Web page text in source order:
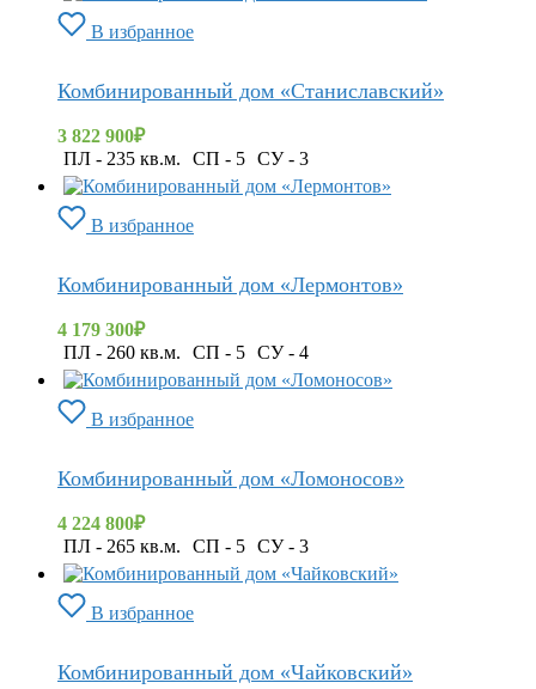
В избранное
Комбинированный дом «Станиславский»
3 822 900₽
ПЛ - 235 кв.м.
СП - 5 СУ - 3
В избранное
Комбинированный дом «Лермонтов»
4 179 300₽
ПЛ - 260 кв.м.
СП - 5 СУ - 4
В избранное
Комбинированный дом «Ломоносов»
4 224 800₽
ПЛ - 265 кв.м.
СП - 5 СУ - 3
В избранное
Комбинированный дом «Чайковский»